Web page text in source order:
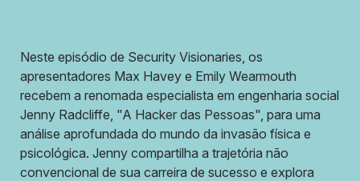
Neste episódio de Security Visionaries, os
apresentadores Max Havey e Emily Wearmouth
recebem a renomada especialista em engenharia social
Jenny Radcliffe, "A Hacker das Pessoas", para uma
análise aprofundada do mundo da invasão física e
psicológica. Jenny compartilha a trajetória não
convencional de sua carreira de sucesso e explora